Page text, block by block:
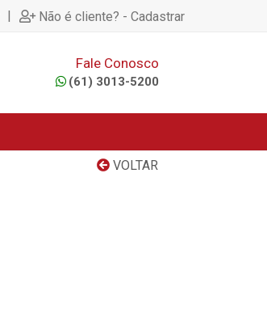
| Não é cliente? - Cadastrar
Fale Conosco
(61) 3013-5200
VOLTAR